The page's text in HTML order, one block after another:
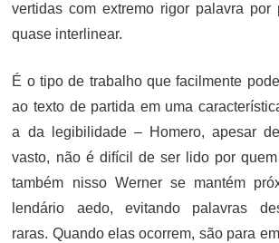
vertidas com extremo rigor palavra por
quase interlinear.
É o tipo de trabalho que facilmente
ao texto de partida em uma
a da legibilidade – Homero, apesar
vasto, não é difícil de ser lido por
também nisso Werner se mantém
lendário aedo, evitando palavras
raras. Quando elas ocorrem, são para